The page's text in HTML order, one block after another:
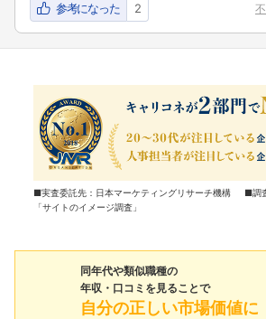
参考になった 2
■実査委託先：日本マーケティングリサーチ機構 ■調
「サイトのイメージ調査」
同年代や類似職種の
年収・口コミを見ることで
自分の正しい市場価値に